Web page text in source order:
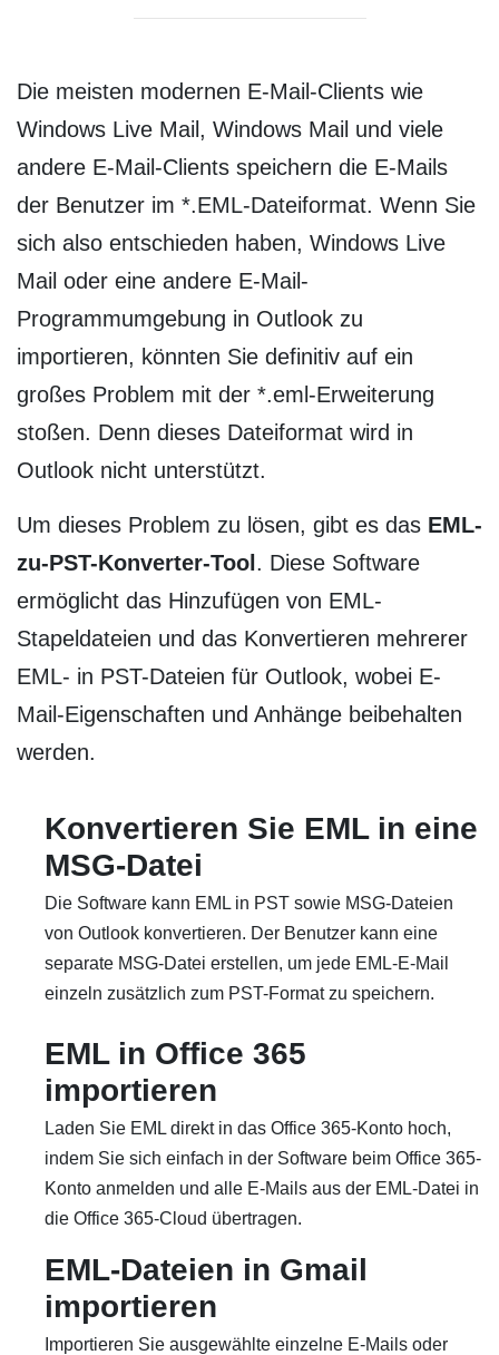
Die meisten modernen E-Mail-Clients wie
Windows Live Mail, Windows Mail und viele
andere E-Mail-Clients speichern die E-Mails
der Benutzer im *.EML-Dateiformat. Wenn Sie
sich also entschieden haben, Windows Live
Mail oder eine andere E-Mail-
Programmumgebung in Outlook zu
importieren, könnten Sie definitiv auf ein
großes Problem mit der *.eml-Erweiterung
stoßen. Denn dieses Dateiformat wird in
Outlook nicht unterstützt.
Um dieses Problem zu lösen, gibt es das EML-
zu-PST-Konverter-Tool . Diese Software
ermöglicht das Hinzufügen von EML-
Stapeldateien und das Konvertieren mehrerer
EML- in PST-Dateien für Outlook, wobei E-
Mail-Eigenschaften und Anhänge beibehalten
werden.
Konvertieren Sie EML in eine
MSG-Datei
Die Software kann EML in PST sowie MSG-Dateien
von Outlook konvertieren. Der Benutzer kann eine
separate MSG-Datei erstellen, um jede EML-E-Mail
einzeln zusätzlich zum PST-Format zu speichern.
EML in Office 365
importieren
Laden Sie EML direkt in das Office 365-Konto hoch,
indem Sie sich einfach in der Software beim Office 365-
Konto anmelden und alle E-Mails aus der EML-Datei in
die Office 365-Cloud übertragen.
EML-Dateien in Gmail
importieren
Importieren Sie ausgewählte einzelne E-Mails oder